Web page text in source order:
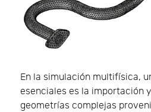
En la simulación multifísica,
esenciales es la importación
geometrías complejas